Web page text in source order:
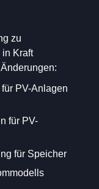
zu
in Kraft
PV-Anlagen
für PV-
für Speicher